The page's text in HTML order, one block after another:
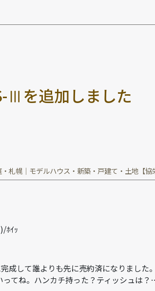
-Ⅲ を追加しま した
札幌｜モデルハウス・新築・戸建て・土地【協
ﾎｲｯ
して誰よりも先に売約済になりました。
てね。ハンカチ持った？ティッシュは